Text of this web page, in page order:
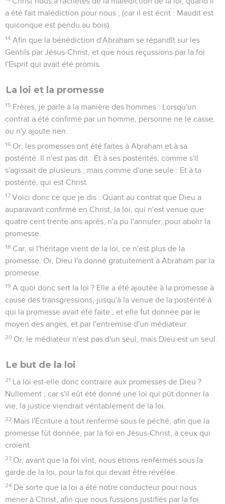
a été fait malédiction pour nous ; (car il est écrit : Maudit est
quiconque est pendu au bois).
14 Afin que la bénédiction d'Abraham se répandît sur les
Gentils par Jésus-Christ, et que nous reçussions par la foi
l'Esprit qui avait été promis.
La loi et la promesse
15 Frères, je parle à la manière des hommes : Lorsqu'un
contrat a été confirmé par un homme, personne ne le casse,
ou n'y ajoute rien.
16 Or, les promesses ont été faites à Abraham et à sa
postérité. Il n'est pas dit : Et à ses postérités, comme s'il
s'agissait de plusieurs ; mais comme d'une seule : Et à ta
postérité, qui est Christ.
17 Voici donc ce que je dis : Quant au contrat que Dieu a
auparavant confirmé en Christ, la loi, qui n'est venue que
quatre cent trente ans après, n'a pu l'annuler, pour abolir la
promesse.
18 Car, si l'héritage vient de la loi, ce n'est plus de la
promesse. Or, Dieu l'a donné gratuitement à Abraham par la
promesse.
19 A quoi donc sert la loi ? Elle a été ajoutée à la promesse à
cause des transgressions, jusqu'à la venue de la postérité à
qui la promesse avait été faite ; et elle fut donnée par le
moyen des anges, et par l'entremise d'un médiateur.
20 Or, le médiateur n'est pas d'un seul, mais Dieu est un seul.
Le but de la loi
21 La loi est-elle donc contraire aux promesses de Dieu ?
Nullement ; car s'il eût été donné une loi qui pût donner la
vie, la justice viendrait véritablement de la loi.
22 Mais l'Écriture a tout renfermé sous le péché, afin que la
promesse fût donnée, par la foi en Jésus-Christ, à ceux qui
croient.
23 Or, avant que la foi vînt, nous étions renfermés sous la
garde de la loi, pour la foi qui devait être révélée.
24 De sorte que la loi a été notre conducteur pour nous
mener à Christ, afin que nous fussions justifiés par la foi.